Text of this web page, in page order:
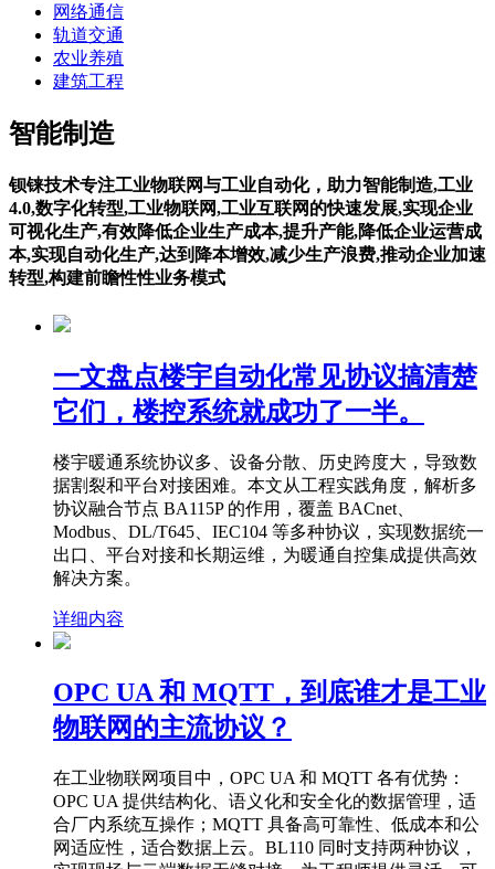
网络通信
轨道交通
农业养殖
建筑工程
智能制造
钡铼技术专注工业物联网与工业自动化，助力智能制造,工业
4.0,数字化转型,工业物联网,工业互联网的快速发展,实现企业
可视化生产,有效降低企业生产成本,提升产能,降低企业运营成
本,实现自动化生产,达到降本增效,减少生产浪费,推动企业加速
转型,构建前瞻性性业务模式
一文盘点楼宇自动化常见协议搞清楚
它们，楼控系统就成功了一半。
楼宇暖通系统协议多、设备分散、历史跨度大，导致数
据割裂和平台对接困难。本文从工程实践角度，解析多
协议融合节点 BA115P 的作用，覆盖 BACnet、
Modbus、DL/T645、IEC104 等多种协议，实现数据统一
出口、平台对接和长期运维，为暖通自控集成提供高效
解决方案。
详细内容
OPC UA 和 MQTT，到底谁才是工业
物联网的主流协议？
在工业物联网项目中，OPC UA 和 MQTT 各有优势：
OPC UA 提供结构化、语义化和安全化的数据管理，适
合厂内系统互操作；MQTT 具备高可靠性、低成本和公
网适应性，适合数据上云。BL110 同时支持两种协议，